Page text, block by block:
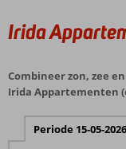
Irida
Combineer zon, zee
Irida Appartementen
Periode 15-05-